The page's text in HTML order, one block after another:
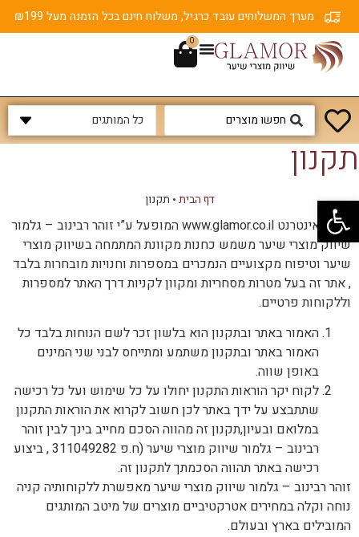
פתח סרגל נגישות
מערך המשלוחים עובד כרגיל, משלוח חינם בכל הזמנה מעל ₪199
0
תקנון
דף הבית • תקנון
אתר האינטרנט www.glamor.co.il המופעל ע”י זוהר רבינוב – גלמור
שיווק מוצרי שיער משמש כחנות מקוונת המתמחה בשיווק מוצרי
שיער וטיפוח מקצועיים הנמכרים במספרות וחנויות מובחרות בלבד
, אתר זה בעל מטרות מסחריות ומקוון לקניות דרך האתר למספרות
וללקוחות פרטיים.
האמור באתר ובתקנון הוא בלשון זכר לשם הנוחות בלבד כל
האמור באתר ובתקנון משתמע ומתייחס לבני שני המינים
באופן שווה.
לקוח יקר הוראות התקנון יחולו על כל שימוש ועל כל רכישה
שתתבצע על ידך באתר לכן חשוב לקרוא את הוראות התקנון
במלואם ובעיון,תקנון זה מהווה הסכם מחייב בינך לבין זוהר
רבינוב – גלמור שיווק מוצרי שיער (ח.פ 311049282 , ביצוע
רכישה באתר תהווה הסכמתך לתקנון זה.
זוהר רבינוב – גלמור שיווק מוצרי שיער מאפשרת ללקוחותיה קניה
נוחה וקלה במחירים אטרקטיביים מוצרים של מיטב המותגים
המובילים בארץ ובעולם.